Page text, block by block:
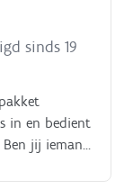
sinds 19
in en bedient
jij iemand